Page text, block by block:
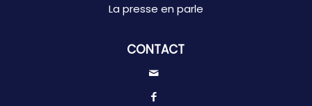
La presse en parle
CONTACT